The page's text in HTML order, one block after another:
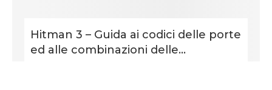
Hitman 3 – Guida ai codici delle porte
ed alle combinazioni delle...